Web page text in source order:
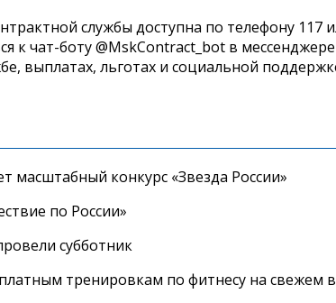
службы доступна по телефону 117
к чат-боту @MskContract_bot в
выплатах, льготах и социальной
масштабный конкурс «Звезда России»
по России»
субботник
тренировкам по фитнесу на свежем